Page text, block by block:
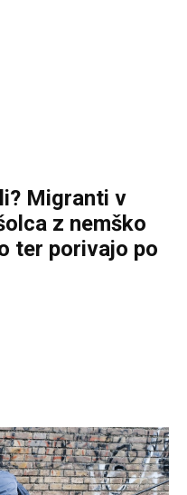
Migranti v
z nemško
ter porivajo po